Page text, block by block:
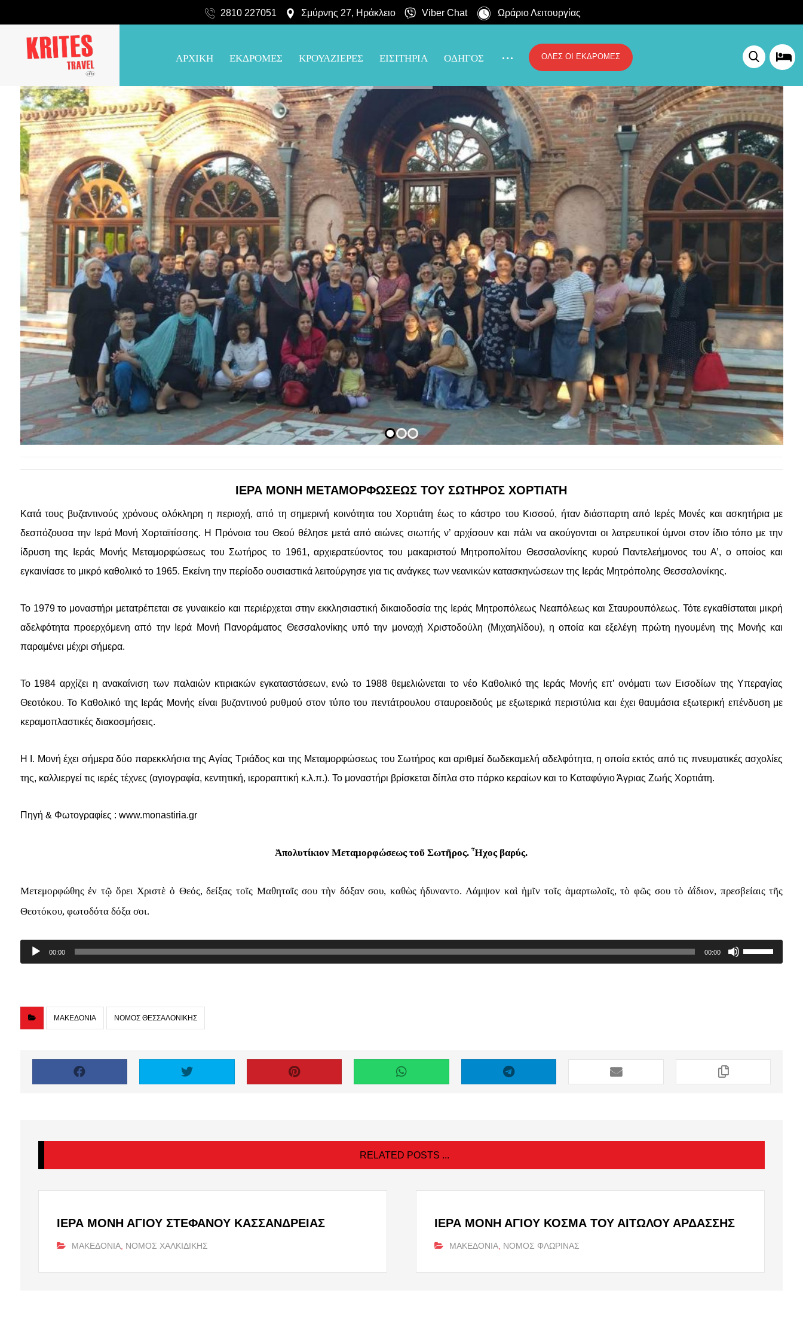
2810 227051 Σμύρνης 27, Ηράκλειο Viber Chat Ωράριο Λειτουργίας
ΑΡΧΙΚΗ ΕΚΔΡΟΜΕΣ ΚΡΟΥΑΖΙΕΡΕΣ ΕΙΣΙΤΗΡΙΑ ΟΔΗΓΟΣ ΟΛΕΣ ΟΙ ΕΚΔΡΟΜΕΣ
ΙΕΡΑ ΜΟΝΗ ΜΕΤΑΜΟΡΦΩΣΕΩΣ ΤΟΥ ΣΩΤΗΡΟΣ ΧΟΡΤΙΑΤΗ
Κατά τους βυζαντινούς χρόνους ολόκληρη η περιοχή, από τη σημερινή κοινότητα του Χορτιάτη έως το κάστρο του Κισσού, ήταν διάσπαρτη από Ιερές Μονές και ασκητήρια με
δεσπόζουσα την Ιερά Μονή Χορταϊτίσσης. Η Πρόνοια του Θεού θέλησε μετά από αιώνες σιωπής ν’ αρχίσουν και πάλι να ακούγονται οι λατρευτικοί ύμνοι στον ίδιο τόπο με την
ίδρυση της Ιεράς Μονής Μεταμορφώσεως του Σωτήρος το 1961, αρχιερατεύοντος του μακαριστού Μητροπολίτου Θεσσαλονίκης κυρού Παντελεήμονος του Α’, ο οποίος και
εγκαινίασε το μικρό καθολικό το 1965. Εκείνη την περίοδο ουσιαστικά λειτούργησε για τις ανάγκες των νεανικών κατασκηνώσεων της Ιεράς Μητρόπολης Θεσσαλονίκης.
Το 1979 το μοναστήρι μετατρέπεται σε γυναικείο και περιέρχεται στην εκκλησιαστική δικαιοδοσία της Ιεράς Μητροπόλεως Νεαπόλεως και Σταυρουπόλεως. Τότε εγκαθίσταται μικρή
αδελφότητα προερχόμενη από την Ιερά Μονή Πανοράματος Θεσσαλονίκης υπό την μοναχή Χριστοδούλη (Μιχαηλίδου), η οποία και εξελέγη πρώτη ηγουμένη της Μονής και
παραμένει μέχρι σήμερα.
Το 1984 αρχίζει η ανακαίνιση των παλαιών κτιριακών εγκαταστάσεων, ενώ το 1988 θεμελιώνεται το νέο Καθολικό της Ιεράς Μονής επ’ ονόματι των Εισοδίων της Υπεραγίας
Θεοτόκου. Το Καθολικό της Ιεράς Μονής είναι βυζαντινού ρυθμού στον τύπο του πεντάτρουλου σταυροειδούς με εξωτερικά περιστύλια και έχει θαυμάσια εξωτερική επένδυση με
κεραμοπλαστικές διακοσμήσεις.
Η Ι. Μονή έχει σήμερα δύο παρεκκλήσια της Αγίας Τριάδος και της Μεταμορφώσεως του Σωτήρος και αριθμεί δωδεκαμελή αδελφότητα, η οποία εκτός από τις πνευματικές ασχολίες
της, καλλιεργεί τις ιερές τέχνες (αγιογραφία, κεντητική, ιεροραπτική κ.λ.π.). Το μοναστήρι βρίσκεται δίπλα στο πάρκο κεραίων και το Καταφύγιο Άγριας Ζωής Χορτιάτη.
Πηγή & Φωτογραφίες : www.monastiria.gr
Ἀπολυτίκιον Μεταμορφώσεως τοῦ Σωτῆρος. Ἦχος βαρύς.
Μετεμορφώθης ἐν τῷ ὄρει Χριστὲ ὁ Θεός, δείξας τοῖς Μαθηταῖς σου τὴν δόξαν σου, καθὼς ἠδυναντο. Λάμψον καὶ ἡμῖν τοῖς ἁμαρτωλοῖς, τὸ φῶς σου τὸ ἀΐδιον, πρεσβείαις τῆς
Θεοτόκου, φωτοδότα δόξα σοι.
Audio
00:00 00:00
Use
or
decrease
ΜΑΚΕΔΟΝΙΑ ΝΟΜΟΣ ΘΕΣΣΑΛΟΝΙΚΗΣ
RELATED POSTS ...
ΙΕΡΑ ΜΟΝΗ ΑΓΙΟΥ ΣΤΕΦΑΝΟΥ ΚΑΣΣΑΝΔΡΕΙΑΣ
ΜΑΚΕΔΟΝΙΑ, ΝΟΜΟΣ ΧΑΛΚΙΔΙΚΗΣ
ΙΕΡΑ ΜΟΝΗ ΑΓΙΟΥ ΚΟΣΜΑ ΤΟΥ ΑΙΤΩΛΟΥ ΑΡΔΑΣΣΗΣ
ΜΑΚΕΔΟΝΙΑ, ΝΟΜΟΣ ΦΛΩΡΙΝΑΣ